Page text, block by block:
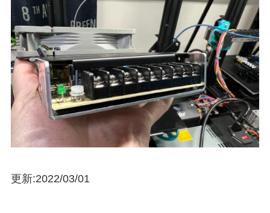
更新:2022/03/01